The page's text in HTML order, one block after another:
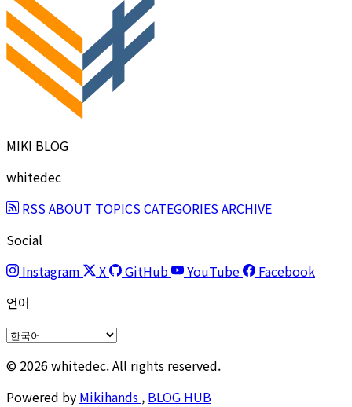
MIKI BLOG
whitedec
RSSABOUT TOPICSCATEGORIESARCHIVE
Social
Instagram
X GitHub YouTube
Facebook
언어
© 2026 whitedec. All rights reserved.
Powered by Mikihands , BLOG HUB